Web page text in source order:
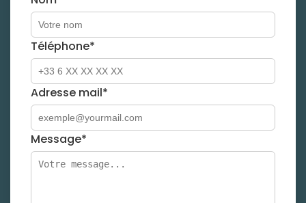
Téléphone*
Adresse mail*
Message*